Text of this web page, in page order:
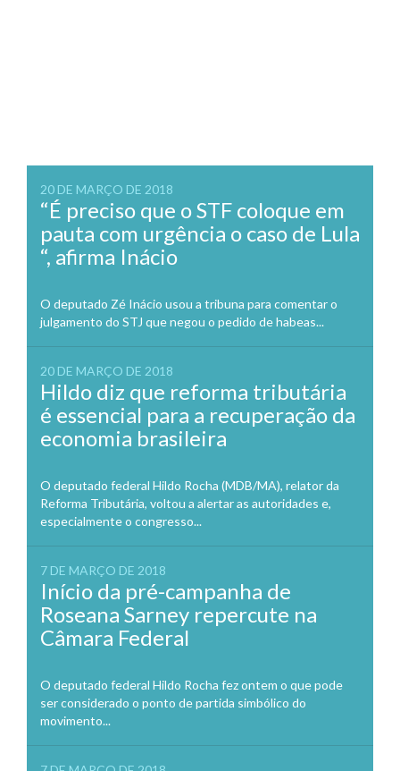
20 DE MARÇO DE 2018
“É preciso que o STF coloque em
pauta com urgência o caso de Lula
“, afirma Inácio
O deputado Zé Inácio usou a tribuna para comentar o
julgamento do STJ que negou o pedido de habeas...
20 DE MARÇO DE 2018
Hildo diz que reforma tributária
é essencial para a recuperação da
economia brasileira
O deputado federal Hildo Rocha (MDB/MA), relator da
Reforma Tributária, voltou a alertar as autoridades e,
especialmente o congresso...
7 DE MARÇO DE 2018
Início da pré-campanha de
Roseana Sarney repercute na
Câmara Federal
O deputado federal Hildo Rocha fez ontem o que pode
ser considerado o ponto de partida simbólico do
movimento...